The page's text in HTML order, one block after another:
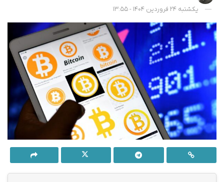
یکشنبه 24 فروردین 1404 - 13:55